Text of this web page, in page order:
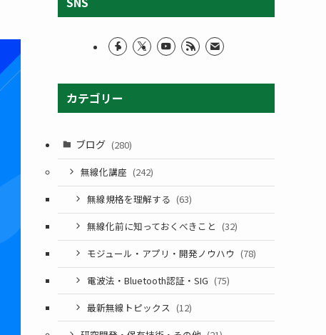
カテゴリー
ブログ (280)
無線化講座 (242)
無線規格を理解する (63)
無線化前に知っておくべきこと (32)
モジュール・アプリ・開発ノウハウ (78)
電波法・Bluetooth認証・SIG (75)
最新無線トピックス (12)